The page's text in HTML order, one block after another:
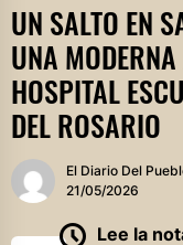
UN SALTO EN
UNA
HOSPITAL
DEL ROSARIO
El Diario Del
21/05/2026
Lee la